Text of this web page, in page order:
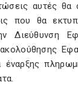
αυτές θα
που θα
Διεύθυνση
έναρξης